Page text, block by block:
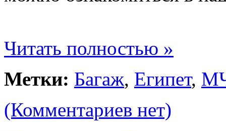
Читать полностью »
Метки: Багаж, Египет,
(Комментариев нет)